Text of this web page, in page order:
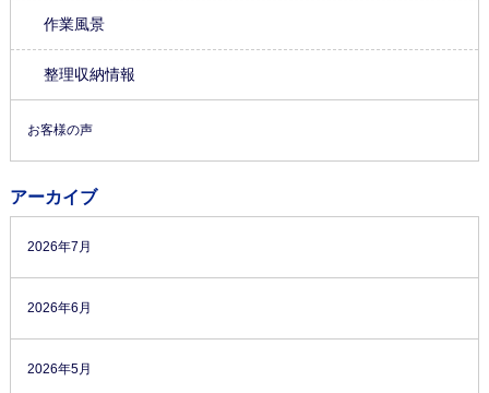
作業風景
整理収納情報
お客様の声
アーカイブ
2026年7月
2026年6月
2026年5月